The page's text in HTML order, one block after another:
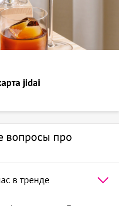
jidai
вопросы про
в тренде